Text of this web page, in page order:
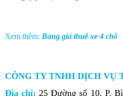
Xem thêm: Bảng giá thuê xe 4 chỗ
CÔNG TY TNHH DỊCH VỤ
Địa chỉ: 25 Đường số 10, P.